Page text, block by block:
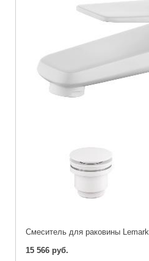
Cмеситель для раковины
15 566 руб.